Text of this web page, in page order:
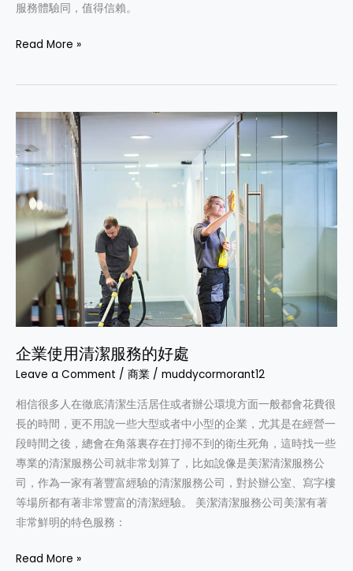
服務體驗同，值得信賴。
Read More »
企業使用清潔服務的好處
Leave a Comment / 商業 / muddycormorant12
相信很多人在徹底清潔生活居住或者辦公環境方面一般都會花費很
長的時間，更不用說一些大型或者中小型的企業，尤其是在經營一
段時間之後，總會在角落裏存在打掃不到的衛生死角，這時找一些
專業的清潔服務公司就非常划算了，比如說像是美潔清潔服務公
司，作為一家有著豐富經驗的清潔服務公司，對於辦公室、寫字樓
等場所都有著非常豐富的清潔經驗。 美潔清潔服務公司美潔有著
非常鮮明的特色服務：
企
業
使
清
潔
服
務
處
Read More »